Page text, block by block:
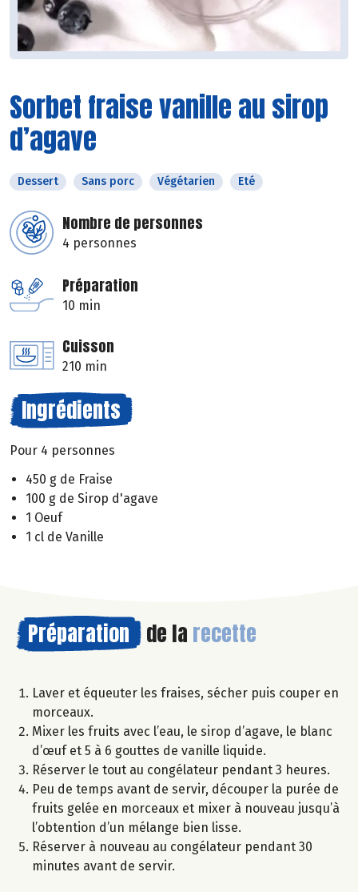
Sorbet fraise vanille au sirop
d’agave
Dessert Sans porc Végétarien Eté
Nombre de personnes
4 personnes
Préparation
10 min
Cuisson
210 min
Ingrédients
Pour 4 personnes
450 g de Fraise
100 g de Sirop d'agave
1 Oeuf
1 cl de Vanille
Préparation de la recette
Laver et équeuter les fraises, sécher puis couper en
morceaux.
Mixer les fruits avec l’eau, le sirop d’agave, le blanc
d’œuf et 5 à 6 gouttes de vanille liquide.
Réserver le tout au congélateur pendant 3 heures.
Peu de temps avant de servir, découper la purée de
fruits gelée en morceaux et mixer à nouveau jusqu’à
l’obtention d’un mélange bien lisse.
Réserver à nouveau au congélateur pendant 30
minutes avant de servir.